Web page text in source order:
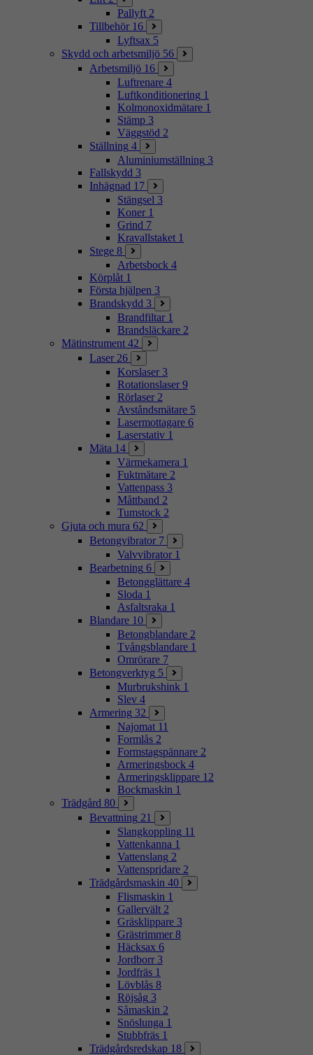
Pallyft 2
Tillbehör 16
Lyftsax 5
Skydd och arbetsmiljö 56
Arbetsmiljö 16
Luftrenare 4
Luftkonditionering 1
Kolmonoxidmätare 1
Stämp 3
Väggstöd 2
Ställning 4
Aluminiumställning 3
Fallskydd 3
Inhägnad 17
Stängsel 3
Koner 1
Grind 7
Kravallstaket 1
Stege 8
Arbetsbock 4
Körplåt 1
Första hjälpen 3
Brandskydd 3
Brandfiltar 1
Brandsläckare 2
Mätinstrument 42
Laser 26
Korslaser 3
Rotationslaser 9
Rörlaser 2
Avståndsmätare 5
Lasermottagare 6
Laserstativ 1
Mäta 14
Värmekamera 1
Fuktmätare 2
Vattenpass 3
Måttband 2
Tumstock 2
Gjuta och mura 62
Betongvibrator 7
Valvvibrator 1
Bearbetning 6
Betongglättare 4
Sloda 1
Asfaltsraka 1
Blandare 10
Betongblandare 2
Tvångsblandare 1
Omrörare 7
Betongverktyg 5
Murbrukshink 1
Slev 4
Armering 32
Najomat 11
Formlås 2
Formstagspännare 2
Armeringsbock 4
Armeringsklippare 12
Bockmaskin 1
Trädgård 80
Bevattning 21
Slangkoppling 11
Vattenkanna 1
Vattenslang 2
Vattenspridare 2
Trädgårdsmaskin 40
Flismaskin 1
Gallervält 2
Gräsklippare 3
Grästrimmer 8
Häcksax 6
Jordborr 3
Jordfräs 1
Lövblås 8
Röjsåg 3
Såmaskin 2
Snöslunga 1
Stubbfräs 1
Trädgårdsredskap 18